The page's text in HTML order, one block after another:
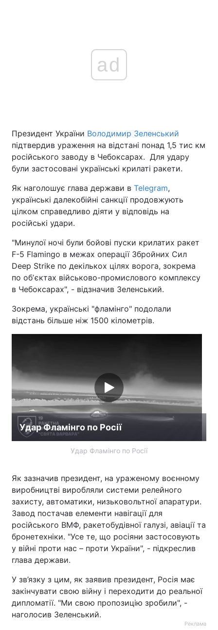
Економіка Світ
Спорт Наука
Зброя Інциденти
Здоров'я
Цікавинки Погода
Екологія Регіони
Лонгріди
Відео з Youtube Статті
Контакти
Послуги
Тема оформлення
ad
Президент України Володимир Зеленський
підтвердив ураження на відстані понад 1,5 тис км
російського заводу в Чебоксарах. Для удару
були застосовані українські крилаті ракети.
Як наголошує глава держави в Telegram,
українські далекобійні санкції продовжують
цілком справедливо діяти у відповідь на
російські удари.
"Минулої ночі були бойові пуски крилатих ракет
F-5 Flamingo в межах операції Збройних Сил
Deep Strike по декількох цілях ворога, зокрема
по обʼєктах військово-промислового комплексу
в Чебоксарах", - відзначив Зеленський.
Зокрема, українські "фламінго" подолали
відстань більше ніж 1500 кілометрів.
Удар Фламінго по Росії
Удар Фламінго по Росії
Як зазначив президент, на ураженому воєнному
виробництві виробляли системи релейного
захисту, автоматики, низьковольтної апаратури.
Завод постачав елементи навігації для
російського ВМФ, ракетобудівної галузі, авіації та
бронетехніки. "Усе те, що росіяни застосовують
у війні проти нас – проти України", - підкреслив
глава держави.
У зв’язку з цим, як заявив президент, Росія має
закінчувати свою війну і переходити до реальної
дипломатії. "Ми свою пропозицію зробили", -
наголосив Зеленський.
Реклама